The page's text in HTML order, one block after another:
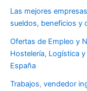
Las mejores
sueldos, beneficios y
Ofertas de Empleo y
Hostelería, Logística
España
Trabajos, vendedor